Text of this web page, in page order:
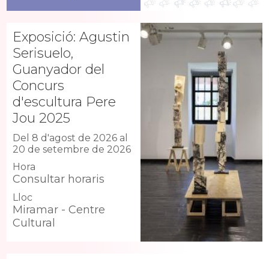
Exposició: Agustin
Serisuelo,
Guanyador del
Concurs
d'escultura Pere
Jou 2025
Del 8 d'agost de 2026 al
20 de setembre de 2026
Hora
Consultar horaris
Lloc
Miramar - Centre
Cultural